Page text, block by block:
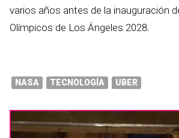
varios años antes de la inauguración
Olímpicos de Los Ángeles 2028.
NASA TECNOLOGÍA UBER